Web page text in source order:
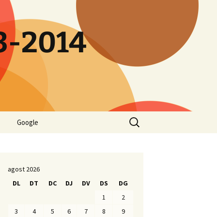
2014
Google
Cerca:
agost 2026
DL
DT DC DJ DV DS
DG
1
2
3
4 5 6 7 8
9